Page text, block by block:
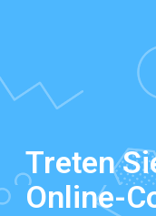
Treten
Online-